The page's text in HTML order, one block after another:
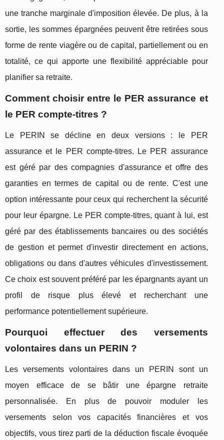
une tranche marginale d'imposition élevée. De plus, à la
sortie, les sommes épargnées peuvent être retirées sous
forme de rente viagère ou de capital, partiellement ou en
totalité, ce qui apporte une flexibilité appréciable pour
planifier sa retraite.
Comment choisir entre le PER assurance et
le PER compte-titres ?
Le PERIN se décline en deux versions : le PER
assurance et le PER compte-titres. Le PER assurance
est géré par des compagnies d'assurance et offre des
garanties en termes de capital ou de rente. C'est une
option intéressante pour ceux qui recherchent la sécurité
pour leur épargne. Le PER compte-titres, quant à lui, est
géré par des établissements bancaires ou des sociétés
de gestion et permet d'investir directement en actions,
obligations ou dans d'autres véhicules d'investissement.
Ce choix est souvent préféré par les épargnants ayant un
profil de risque plus élevé et recherchant une
performance potentiellement supérieure.
Pourquoi effectuer des versements
volontaires dans un PERIN ?
Les versements volontaires dans un PERIN sont un
moyen efficace de se bâtir une épargne retraite
personnalisée. En plus de pouvoir moduler les
versements selon vos capacités financières et vos
objectifs, vous tirez parti de la déduction fiscale évoquée